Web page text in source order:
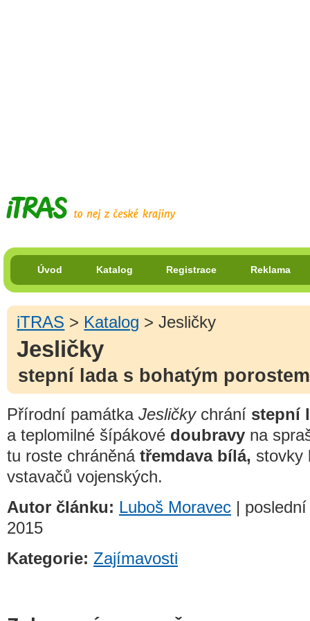
Úvod Katalog Registrace Reklama
iTRAS > Katalog > Jesličky
Jesličky
stepní lada s bohatým
Přírodní památka Jesličkychrání stepní
a teplomilné šípákové doubravy na
tu roste chráněná třemdava bílá, stovky
vstavačů vojenských.
Autor článku: Luboš Moravec |
2015
Kategorie: Zajímavosti